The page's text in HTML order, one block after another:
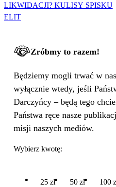
LIKWIDACJI? KULISY SPISKU
ELIT
Zróbmy to razem!
Będziemy mogli trwać w
wyłącznie wtedy, jeśli
Darczyńcy – będą tego
Państwa ręce nasze
misji naszych mediów.
Wybierz kwotę:
25 zł 50 zł 100